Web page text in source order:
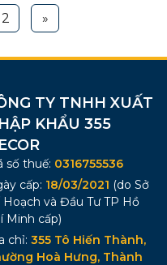
2 »
TY TNHH XUẤT
KHẨU 355
số thuế: 0316755536
cấp: 18/03/2021 (do Sở
Hoạch và Đầu Tư TP Hồ
Minh cấp)
chỉ: 355 Tô Hiến Thành,
Hoà Hưng, Thành